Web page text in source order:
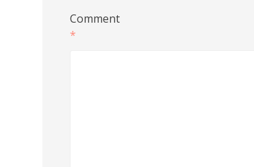
Comment
*